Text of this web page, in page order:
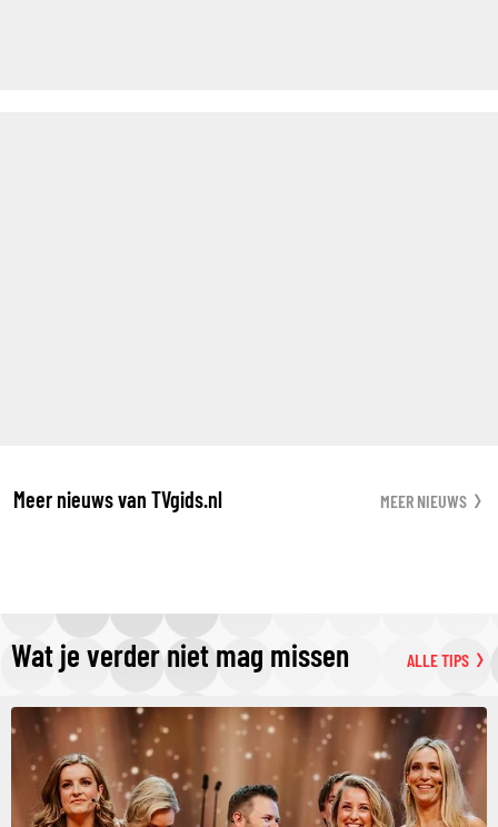
Meer nieuws van TVgids.nl MEER NIEUWS
Wat je verder niet mag missen ALLE TIPS